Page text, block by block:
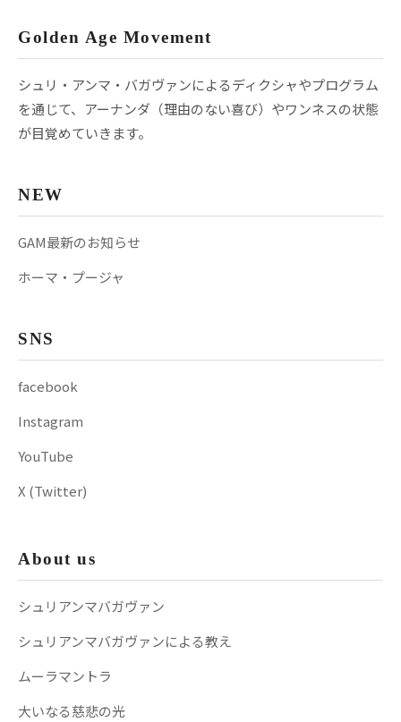
Golden Age Movement
シュリ・アンマ・バガヴァンによるディクシャやプログラム
を通じて、アーナンダ（理由のない喜び）やワンネスの状態
が目覚めていきます。
NEW
GAM最新のお知らせ
ホーマ・プージャ
SNS
facebook
Instagram
YouTube
X (Twitter)
About us
シュリアンマバガヴァン
シュリアンマバガヴァンによる教え
ムーラマントラ
大いなる慈悲の光